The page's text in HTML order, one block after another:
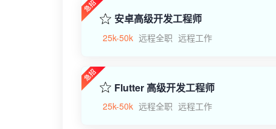
安卓高级开发工程师
25k-50k 远程全职 远程工作
Flutter 高级开发工程师
25k-50k 远程全职 远程工作